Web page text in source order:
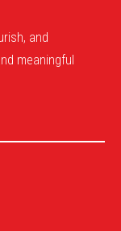
and
meaningful